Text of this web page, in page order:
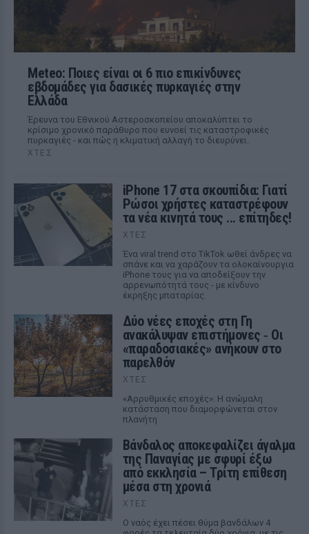
Meteo: Ποιες είναι οι 6 πιο επικίνδυνες
εβδομάδες για δασικές πυρκαγιές στην
Ελλάδα
Έρευνα του Εθνικού Αστεροσκοπείου αποκαλύπτει το
κρίσιμο χρονικό παράθυρο που ευνοεί τις καταστροφικές
πυρκαγιές - και πώς η κλιματική αλλαγή το διευρύνει.
ΧΤΕΣ
iPhone 17 στα σκουπίδια: Γιατί
Ρώσοι χρήστες καταστρέφουν
τα νέα κινητά τους ... επίτηδες!
ΧΤΕΣ
Ένα viral trend στο TikTok ωθεί άνδρες να
σπάνε και να χαράζουν τα ολοκαίνουργια
iPhone τους για να αποδείξουν την
αρρενωπότητά τους - με κίνδυνο
έκρηξης μπαταρίας.
Δύο νέες εποχές στη Γη
ανακάλυψαν επιστήμονες ‑ Oι
«παραδοσιακές» ανήκουν στο
παρελθόν
ΧΤΕΣ
«Αρρυθμικές εποχές»: Η ανώμαλη
κατάσταση που διαμορφώνεται στον
πλανήτη
Βάνδαλος αποκεφαλίζει άγαλμα
της Παναγίας με σφυρί έξω
από εκκλησία – Τρίτη επίθεση
μέσα στη χρονιά
ΧΤΕΣ
Ο ναός έχει πέσει θύμα βανδάλων 4